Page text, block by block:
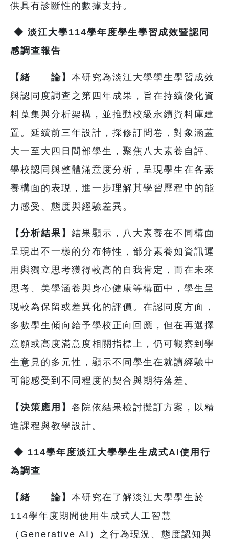
供具有診斷性的數據支持。
◆ 淡江大學114學年度學生學習成效暨認同
感調查報告
【緒 論】 本研究為淡江大學學生學習成效
與認同度調查之第四年成果，旨在持續優化資
料蒐集與分析架構，並推動校級永續資料庫建
置。延續前三年設計，採修訂問卷，對象涵蓋
大一至大四日間部學生，聚焦八大素養自評、
學校認同與整體滿意度分析，呈現學生在各素
養構面的表現，進一步理解其學習歷程中的能
力感受、態度與經驗差異。
【分析結果】 結果顯示，八大素養在不同構面
呈現出不一樣的分布特性，部分素養如資訊運
用與獨立思考獲得較高的自我肯定，而在未來
思考、美學涵養與身心健康等構面中，學生呈
現較為保留或差異化的評價。在認同度方面，
多數學生傾向給予學校正向回應，但在再選擇
意願或高度滿意度相關指標上，仍可觀察到學
生意見的多元性，顯示不同學生在就讀經驗中
可能感受到不同程度的契合與期待落差。
【決策應用】 各院依結果檢討擬訂方案，以精
進課程與教學設計。
◆ 114學年度淡江大學學生生成式AI使用行
為調查
【緒 論】 本研究在了解淡江大學學生於
114學年度期間使用生成式人工智慧
（Generative AI）之行為現況、態度認知與